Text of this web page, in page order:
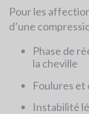
Pour les
d’une
Phase de
la cheville
Foulures et
Instabilité